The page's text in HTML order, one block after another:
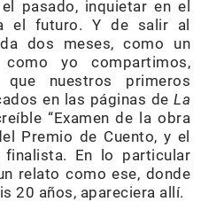
pasado, inquietar en el
el futuro. Y de salir al
dos meses, como un
yo compartimos,
nuestros primeros
en las páginas de La
“Examen de la obra
Premio de Cuento, y el
finalista. En lo particular
relato como ese, donde
20 años, apareciera allí.